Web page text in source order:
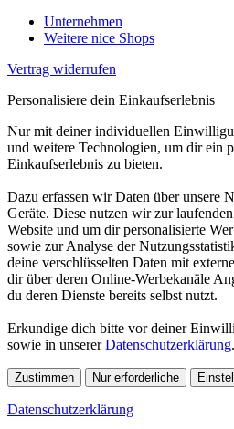
Unternehmen
Weitere nice Shops
Vertrag widerrufen
Personalisiere dein Einkaufserlebnis
Nur mit deiner individuellen
und weitere Technologien, um dir ein
Einkaufserlebnis zu bieten.
Dazu erfassen wir Daten über unsere
Geräte. Diese nutzen wir zur
Website und um dir personalisierte
sowie zur Analyse der
deine verschlüsselten Daten mit
dir über deren Online-Werbekanäle
du deren Dienste bereits selbst nutzt.
Erkundige dich bitte vor deiner
sowie in unsererDatenschutzerklärung.
Zustimmen Nur erforderliche
Datenschutzerklärung